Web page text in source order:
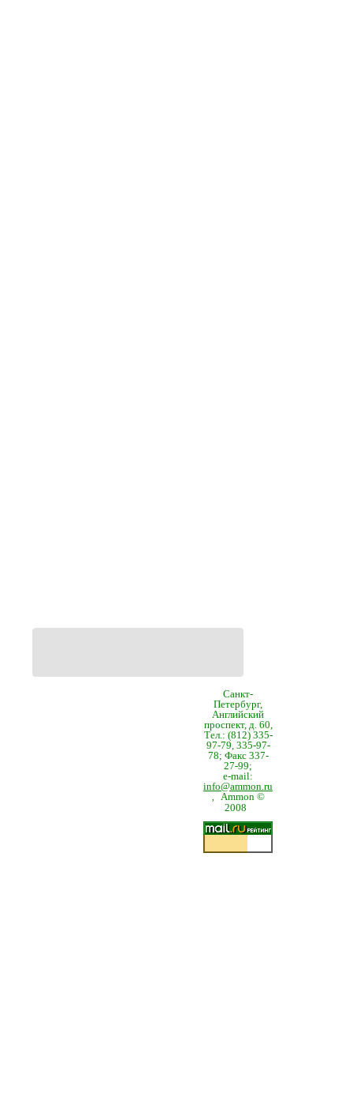
Санкт-
Петербург,
Английский
проспект, д. 60,
Тел.: (812) 335-
97-79, 335-97-
78; Факс 337-
27-99;
e-mail:
info@ammon.ru
Ammon ©
2008